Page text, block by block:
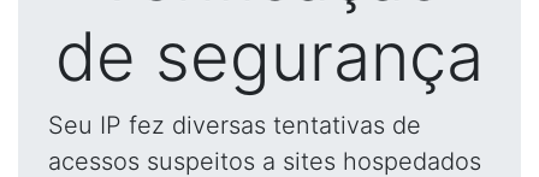
de segurança
Seu IP fez diversas tentativas de
acessos suspeitos a sites hospedados